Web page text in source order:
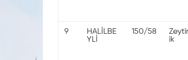
9
HALİLBE
YLİ
150/58
ik